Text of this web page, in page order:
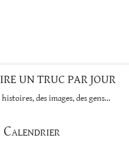
UN TRUC PAR JOUR
histoires, des images, des gens…
Calendrier